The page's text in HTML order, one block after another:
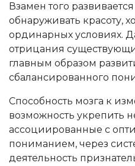
Взамен того
обнаруживать красоту,
ординарных условиях.
отрицания
главным образом
сбалансированного
Способность мозга к
возможность укрепить
ассоциированные с
пониманием, через
деятельность